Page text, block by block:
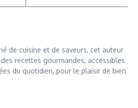
de cuisine et de saveurs, cet auteur
recettes gourmandes, accessibles
du quotidien, pour le plaisir de bien